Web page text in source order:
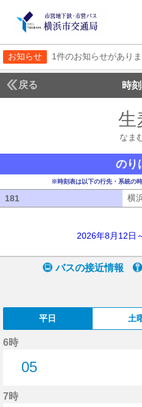
お知らせ 1件のお知らせがあり
戻る 時
生
なま
のり
※時刻表は以下の行先・系統の
181 横
2026年8月12日
バスの接近情報
平日 土
6時
05
7時